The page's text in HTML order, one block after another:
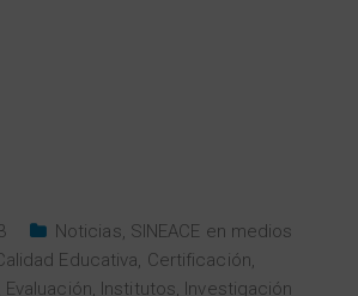
Noticias, SINEACE en medios
Educativa, Certificación,
Evaluación, Institutos, Investigación